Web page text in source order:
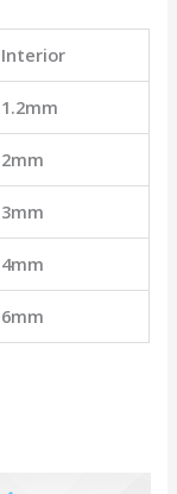
Interior
1.2mm
2mm
3mm
4mm
6mm